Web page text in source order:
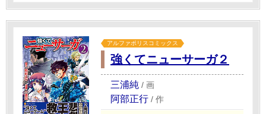
アルファポリスコミックス
強くてニューサーガ２
三浦純 / 画
阿部正行 / 作